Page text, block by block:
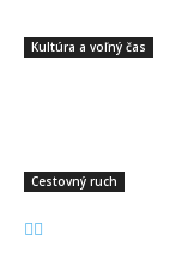
Kultúra a voľný čas
Cestovný ruch